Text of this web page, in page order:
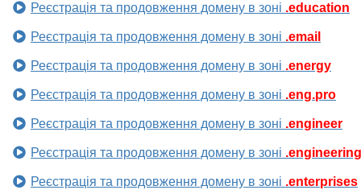
Реєстрація та продовження домену в зоні .education
Реєстрація та продовження домену в зоні .email
Реєстрація та продовження домену в зоні .energy
Реєстрація та продовження домену в зоні .eng.pro
Реєстрація та продовження домену в зоні .engineer
Реєстрація та продовження домену в зоні .engineering
Реєстрація та продовження домену в зоні .enterprises